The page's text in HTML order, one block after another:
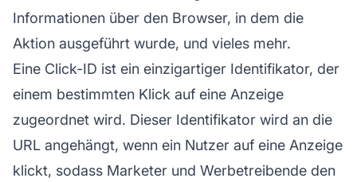
Informationen über den Browser, in dem die
Aktion ausgeführt wurde, und vieles mehr.
Eine Click-ID ist ein einzigartiger Identifikator, der
einem bestimmten Klick auf eine Anzeige
zugeordnet wird. Dieser Identifikator wird an die
URL angehängt, wenn ein Nutzer auf eine Anzeige
klickt, sodass Marketer und Werbetreibende den